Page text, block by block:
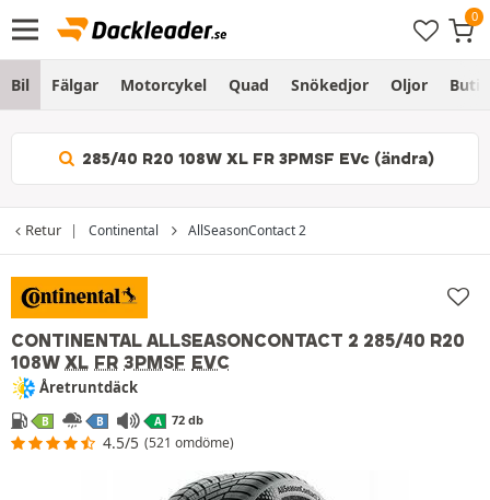
Bil Fälgar Motorcykel Quad Snökedjor Oljor Butik
285/40 R20 108W XL FR 3PMSF EVc (ändra)
Retur Continental AllSeasonContact 2
CONTINENTAL ALLSEASONCONTACT 2 285/40 R20
108W XL FR 3PMSF EVC
Åretruntdäck
B B A 72 db
4.5/5 (521 omdöme)